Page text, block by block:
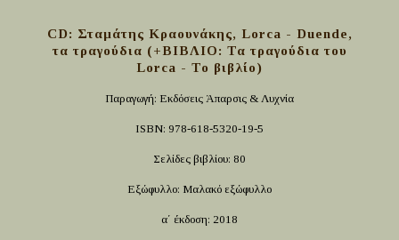
CD: Σταμάτης Κραουνάκης, Lorca - Duende,
τα τραγούδια (+ΒΙΒΛΙΟ: Τα τραγούδια του
Lorca - Το βιβλίο)
Παραγωγή: Εκδόσεις Άπαρσις & Λυχνία
ISBN: 978-618-5320-19-5
Σελίδες βιβλίου: 80
Εξώφυλλο: Μαλακό εξώφυλλο
α΄ έκδοση: 2018